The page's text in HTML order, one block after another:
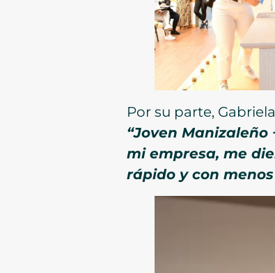
Por su parte,
“Joven
mi empresa, me
rápido y con